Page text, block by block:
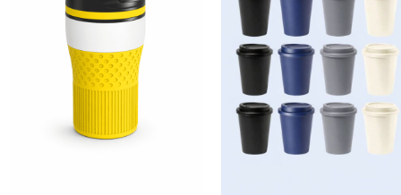
variaties.
Deze
optie
kan
gekozen
worden